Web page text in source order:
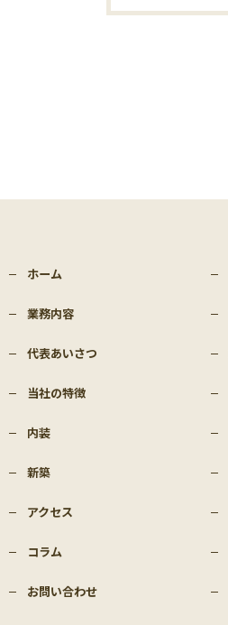
ホーム
業務内容
代表あいさつ
当社の特徴
内装
新築
アクセス
コラム
お問い合わせ